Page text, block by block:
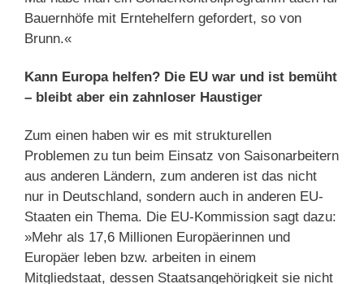
Bauernhöfe mit Erntehelfern gefordert, so von
Brunn.«
Kann Europa helfen? Die EU war und ist bemüht
– bleibt aber ein zahnloser Haustiger
Zum einen haben wir es mit strukturellen
Problemen zu tun beim Einsatz von Saisonarbeitern
aus anderen Ländern, zum anderen ist das nicht
nur in Deutschland, sondern auch in anderen EU-
Staaten ein Thema. Die EU-Kommission sagt dazu:
»Mehr als 17,6 Millionen Europäerinnen und
Europäer leben bzw. arbeiten in einem
Mitgliedstaat, dessen Staatsangehörigkeit sie nicht